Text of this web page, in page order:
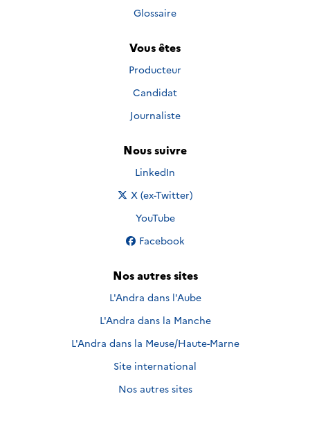
Glossaire
Vous êtes
Producteur
Candidat
Journaliste
Nous suivre
Nous suivre sur
LinkedIn
Nous suivre sur
X (ex-Twitter)
Nous suivre sur
YouTube
Nous suivre sur
Facebook
Nos autres sites
L'Andra dans l'Aube
L'Andra dans la Manche
L'Andra dans la Meuse/Haute-Marne
Site international
Nos autres sites